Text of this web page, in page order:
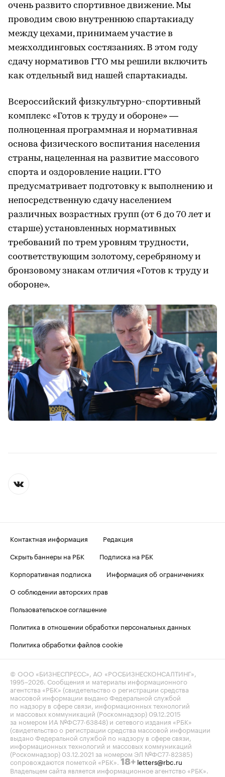
очень развито спортивное движение. Мы
проводим свою внутреннюю спартакиаду
между цехами, принимаем участие в
межхолдинговых состязаниях. В этом году
сдачу нормативов ГТО мы решили включить
как отдельный вид нашей спартакиады.
Всероссийский физкультурно-спортивный
комплекс «Готов к труду и обороне» —
полноценная программная и нормативная
основа физического воспитания населения
страны, нацеленная на развитие массового
спорта и оздоровление нации. ГТО
предусматривает подготовку к выполнению и
непосредственную сдачу населением
различных возрастных групп (от 6 до 70 лет и
старше) установленных нормативных
требований по трем уровням трудности,
соответствующим золотому, серебряному и
бронзовому знакам отличия «Готов к труду и
обороне».
Контактная информация
Редакция
Скрыть баннеры на РБК
Подписка на РБК
Корпоративная подписка
Информация об ограничениях
О соблюдении авторских прав
Пользовательское соглашение
Политика в отношении обработки персональных данных
Политика обработки файлов cookie
© ООО «БИЗНЕСПРЕСС», АО «РОСБИЗНЕСКОНСАЛТИНГ»,
1995–2026 . Сообщения и материалы информационного
агентства «РБК» (свидетельство о регистрации средства
массовой информации выдано Федеральной службой
по надзору в сфере связи, информационных технологий
и массовых коммуникаций (Роскомнадзор) 09.12.2015
за номером ИА №ФС77-63848) и сетевого издания «РБК»
(свидетельство о регистрации средства массовой информации
выдано Федеральной службой по надзору в сфере связи,
информационных технологий и массовых коммуникаций
(Роскомнадзор) 03.12.2021 за номером ЭЛ №ФС77-82385)
сопровождаются пометкой «РБК». 18+ letters@rbc.ru
Владельцем сайта является информационное агентство «РБК».